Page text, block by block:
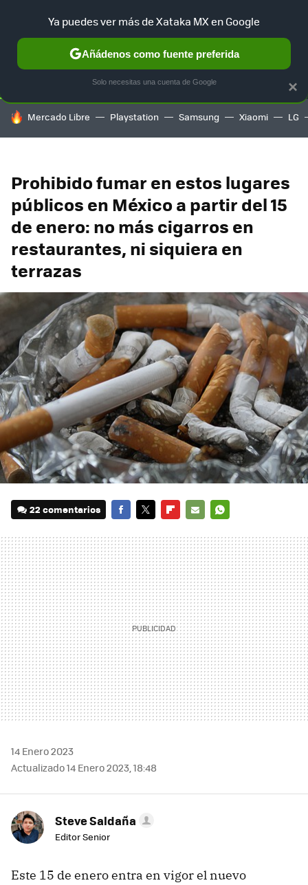
SELECCIÓN GAMING HOME AUTO TERRITORIO
HOY SE HABLA DE
Mercado Libre Playstation Samsung Xiaomi LG
Prohibido fumar en estos lugares
públicos en México a partir del 15
de enero: no más cigarros en
restaurantes, ni siquiera en
terrazas
22 comentarios
MAIL
14 Enero 2023
Actualizado 14 Enero 2023, 18:48
Steve Saldaña
Editor Senior
Este 15 de enero entra en vigor el nuevo
×
Ya puedes ver más de Xataka MX en Google
Añádenos como fuente preferida
Solo necesitas una cuenta de Google